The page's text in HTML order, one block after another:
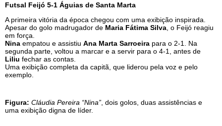
Futsal Feijó 5-1 Águias de Santa Marta
A primeira vitória da época chegou com uma exibição inspirada.
Apesar do golo madrugador de Maria Fátima Silva , o Feijó reagiu
em força.
Nina empatou e assistiu Ana Marta Sarroeira para o 2-1. Na
segunda parte, voltou a marcar e a servir para o 4-1, antes de
Liliu fechar as contas.
Uma exibição completa da capitã, que liderou pela voz e pelo
exemplo.
Figura: Cláudia Pereira “Nina” , dois golos, duas assistências e
uma exibição digna de líder.